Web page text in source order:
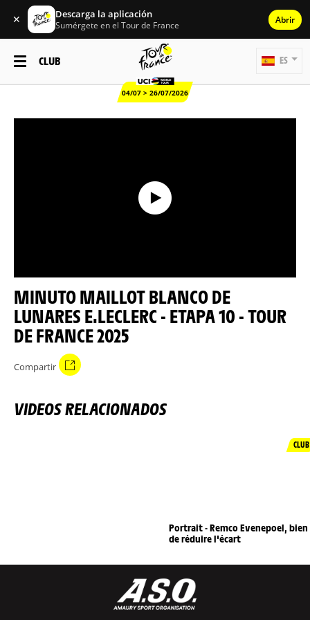
✕ Descarga la aplicación
Sumérgete en el Tour de France Abrir
CLUB
04/07 > 26/07/2026
ES
MINUTO MAILLOT BLANCO DE
LUNARES E.LECLERC - ETAPA 10 - TOUR
DE FRANCE 2025
Compartir
VIDEOS RELACIONADOS
CLUB
Portrait - Remco Evenepoel, bien
de réduire l'écart